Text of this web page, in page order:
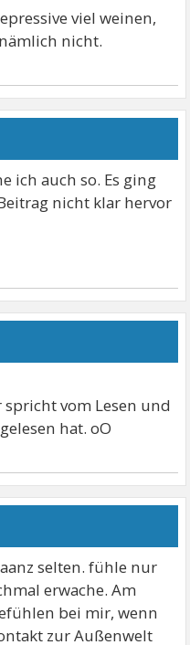
viel weinen,
nicht.
ich auch so. Es ging
nicht klar hervor
spricht vom Lesen und
hat. oO
selten. fühle nur
erwache. Am
bei mir, wenn
zur Außenwelt